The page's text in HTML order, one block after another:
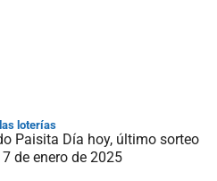
loterías
Paisita Día hoy, último sorteo
de enero de 2025